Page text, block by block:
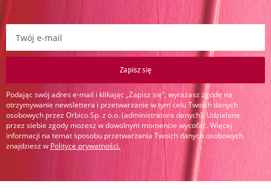
Zapisz się do newslettera:
Zapisz się
Podając swój adres e-mail i klikając „Zapisz się”, wyrażasz zgodę na
otrzymywanie newslettera i przetwarzanie w tym celu Twoich danych
osobowych przez Orbico Sp. z o.o. (administratora danych). Udzielone
przez siebie zgody możesz w dowolnym momencie wycofać. Więcej
informacji na temat sposobu przetwarzania Twoich danych osobowych
znajdziesz w Polityce prywatności.